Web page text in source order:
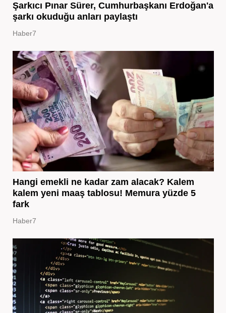
Şarkıcı Pınar Sürer, Cumhurbaşkanı Erdoğan'a
şarkı okuduğu anları paylaştı
Haber7
Hangi emekli ne kadar zam alacak? Kalem
kalem yeni maaş tablosu! Memura yüzde 5
fark
Haber7